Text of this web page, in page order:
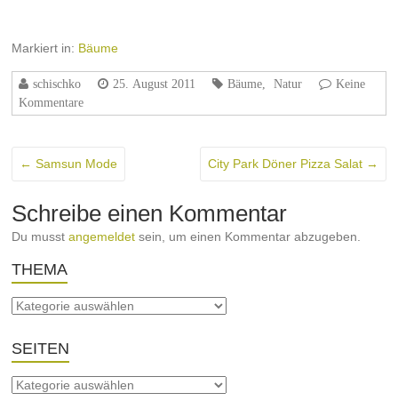
Markiert in: Bäume
schischko 25. August 2011 Bäume Natur
Keine
Kommentare
← Samsun Mode City Park Döner Pizza Salat →
Schreibe einen Kommentar
Du musstangemeldet sein, um einen Kommentar abzugeben.
THEMA
SEITEN